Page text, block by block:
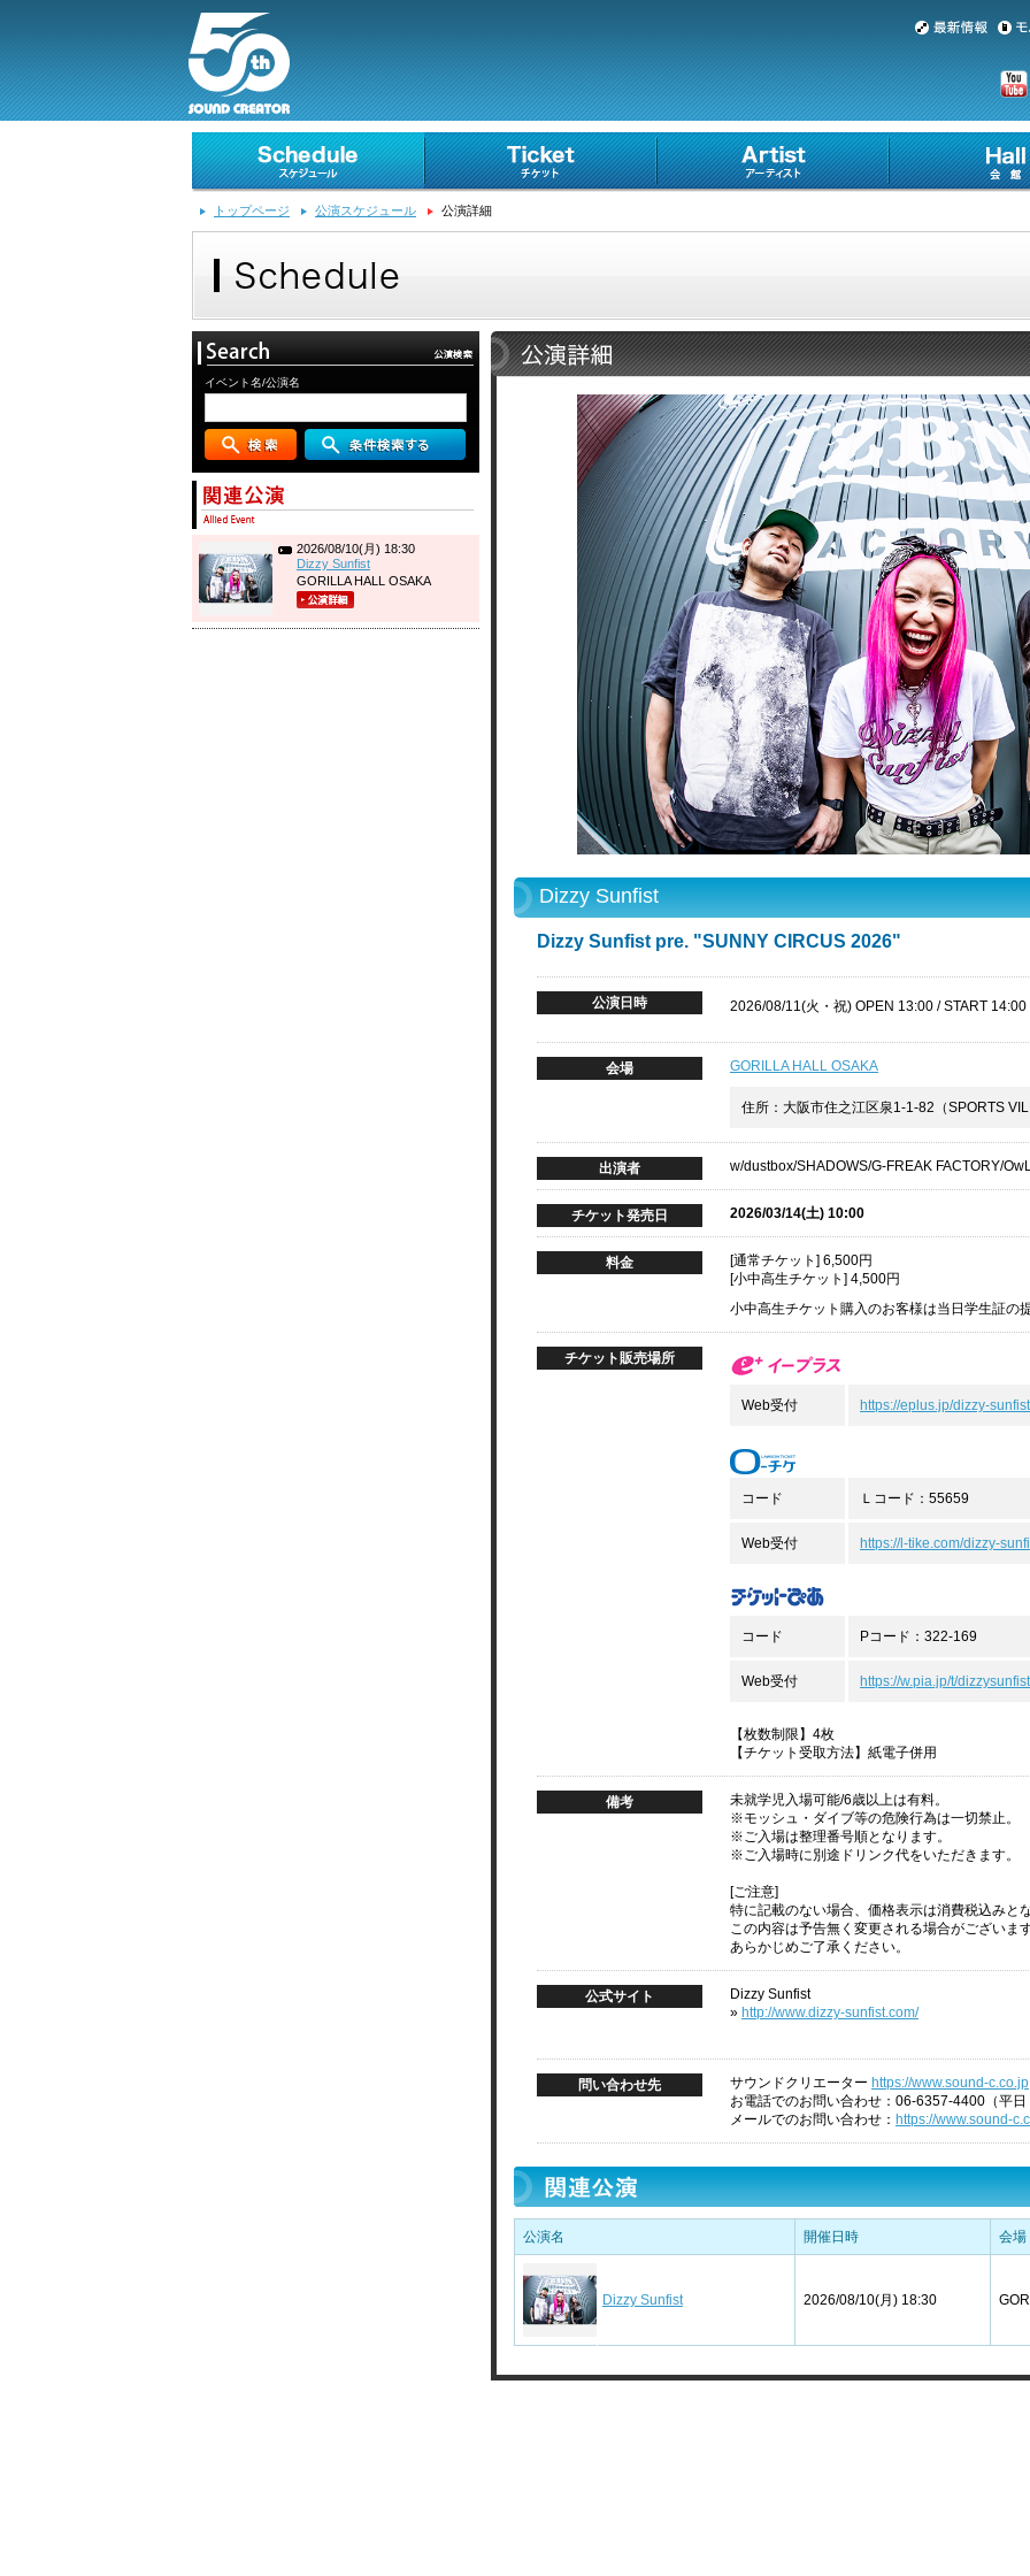
トップページ 公演スケジュール 公演詳細
Dizzy Sunfist
Dizzy Sunfist pre. "SUNNY CIRCUS 2026"
公演日時 2026/08/11(火・祝) OPEN 13:00 / START 14:00
会場 GORILLA HALL OSAKA
住所：大阪市住之江区泉1-1-82（SPORTS
出演者 w/dustbox/SHADOWS/G-FREAK FACTORY/
チケット発売日 2026/03/14(土) 10:00
料金
[通常チケット] 6,500円
[小中高生チケット] 4,500円
小中高生チケット購入のお客様は当日学生証の
チケット販売場所
Web受付 https://eplus.jp/dizzy-
コード Ｌコード：55659
Web受付 https://l-tike.com/dizzy-
コード Pコード：322-169
Web受付 https://w.pia.jp/t/
【枚数制限】4枚
【チケット受取方法】紙電子併用
備考
未就学児入場可能/6歳以上は有料。
※モッシュ・ダイブ等の危険行為は一切禁止。
※ご入場は整理番号順となります。
※ご入場時に別途ドリンク代をいただきます。
[ご注意]
特に記載のない場合、価格表示は消費税込みと
この内容は予告無く変更される場合がございます
あらかじめご了承ください。
公式サイト
Dizzy Sunfist
» http://www.dizzy-sunfist.com/
問い合わせ先 サウンドクリエーター https://www.sound-c.co.jp
お電話でのお問い合わせ：06-6357-4400（平
メールでのお問い合わせ： https://www.sound-
公演名 開催日時 会場
Dizzy Sunfist 2026/08/10(月) 18:30
イベント名/公演名
2026/08/10(月) 18:30
Dizzy Sunfist
GORILLA HALL OSAKA